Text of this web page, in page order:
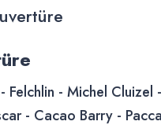
Felchlin - Michel
- Cacao Barry -